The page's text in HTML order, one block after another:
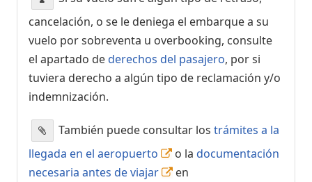
cancelación, o se le deniega el embarque a su
vuelo por sobreventa u overbooking, consulte
el apartado dederechos del pasajero, por si
tuviera derecho a algún tipo de reclamación y/o
indemnización.
También puede consultar los trámites a la
llegada en el aeropuerto
o la documentación
necesaria antes de viajar
en